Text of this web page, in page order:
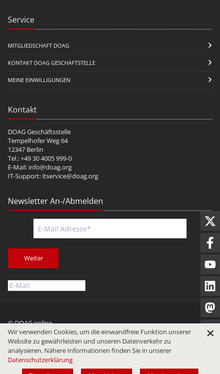
Service
MITGLIEDSCHAFT DOAG
KONTAKT DOAG GESCHÄFTSTELLE
MEINE EINWILLIGUNGEN
Kontakt
DOAG Geschäftsstelle
Tempelhofer Weg 64
12347 Berlin
Tel.: +49 30 4005 999-0
E-Mail: info@doag.org
IT-Support: itservice@doag.org
Newsletter An-/Abmelden
Weiter
© DOAG online
Impressum
Datenschutz Nutzungsbedingungen
Wir verwenden Cookies, um die einwandfreie Funktion unserer
Website zu gewährleisten und unseren Datenverkehr zu
analysieren. Nähere Informationen finden Sie in unserer
Datenschutzerklärung